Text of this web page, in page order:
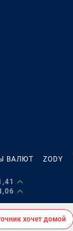
ВАЛЮТ ZODY
хочет домой